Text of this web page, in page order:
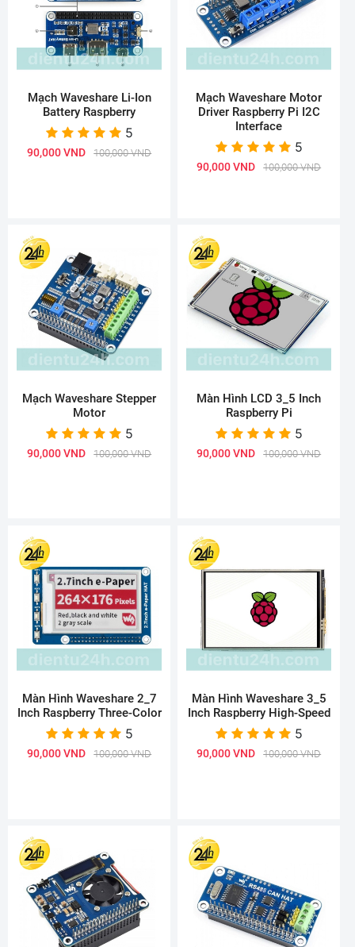
Mạch Waveshare Li-Ion
Battery Raspberry
5
90,000 VND 100,000 VND
Mạch Waveshare Motor
Driver Raspberry Pi I2C
Interface
5
90,000 VND 100,000 VND
Mạch Waveshare Stepper
Motor
5
90,000 VND 100,000 VND
Màn Hình LCD 3_5 Inch
Raspberry Pi
5
90,000 VND 100,000 VND
Màn Hình Waveshare 2_7
Inch Raspberry Three-Color
5
90,000 VND 100,000 VND
Màn Hình Waveshare 3_5
Inch Raspberry High-Speed
5
90,000 VND 100,000 VND